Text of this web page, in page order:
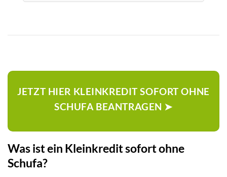
JETZT HIER KLEINKREDIT SOFORT OHNE
SCHUFA BEANTRAGEN ➤
Was ist ein Kleinkredit sofort ohne
Schufa?